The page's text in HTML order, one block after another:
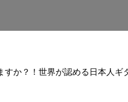
すか？！世界が認める日本人ギ